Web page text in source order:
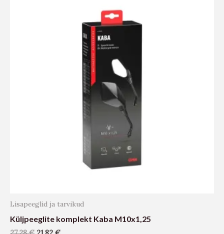
Lisapeeglid ja tarvikud
Küljpeeglite komplekt Kaba M10x1,25